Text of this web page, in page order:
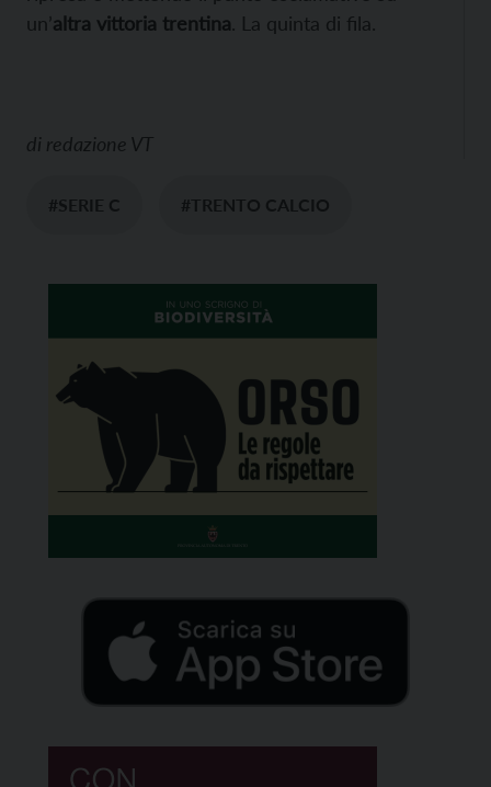
un’altra vittoria trentina. La quinta di fila.
di redazione VT
#SERIE C #TRENTO CALCIO